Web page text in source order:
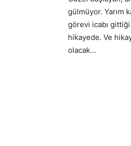
gülmüyor. Yarım
görevi icabı
hikayede. Ve
olacak…